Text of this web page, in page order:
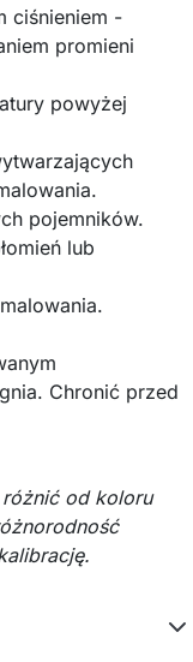
ciśnieniem -
promieni
powyżej
pojemników.
lub
Chronić przed
od koloru